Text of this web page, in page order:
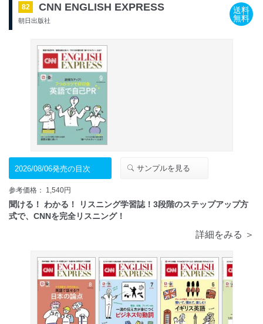
82 CNN ENGLISH EXPRESS
朝日出版社
送料
無料
2026/08/06発売の目次 サンプルを見る
参考価格： 1,540円
聞ける！ わかる！ リスニング学習誌！3段階のステップアップ方
式で、CNNを完全リスニング！
詳細をみる ＞